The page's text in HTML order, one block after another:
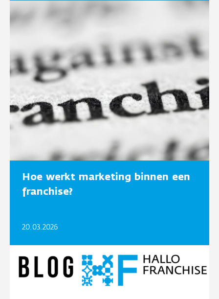
Hoe werkt marketing binnen een
franchise?
20.03.2026